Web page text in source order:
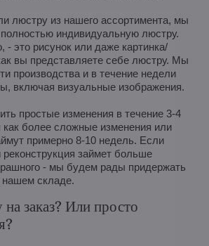
люстру из нашего ассортимента, мы
индивидуальную люстру.
- это рисунок или даже картинка/
вы представляете себе люстру. Мы
производства и в течение недели
включая визуальные изображения.
простые изменения в течение 3-4
как более сложные изменения или
примерно 8-10 недель. Если
реконструкция займет больше
- мы будем рады придержать
складе.
заказ? Или просто